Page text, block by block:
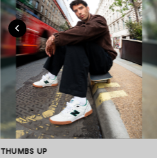
THUMBS UP